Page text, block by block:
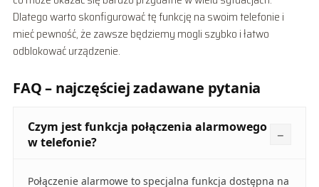
Dlatego warto skonfigurować tę funkcję na swoim telefonie i
mieć pewność, że zawsze będziemy mogli szybko i łatwo
odblokować urządzenie.
FAQ – najczęściej zadawane pytania
Czym jest funkcja połączenia alarmowego
w telefonie?
Połączenie alarmowe to specjalna funkcja dostępna na